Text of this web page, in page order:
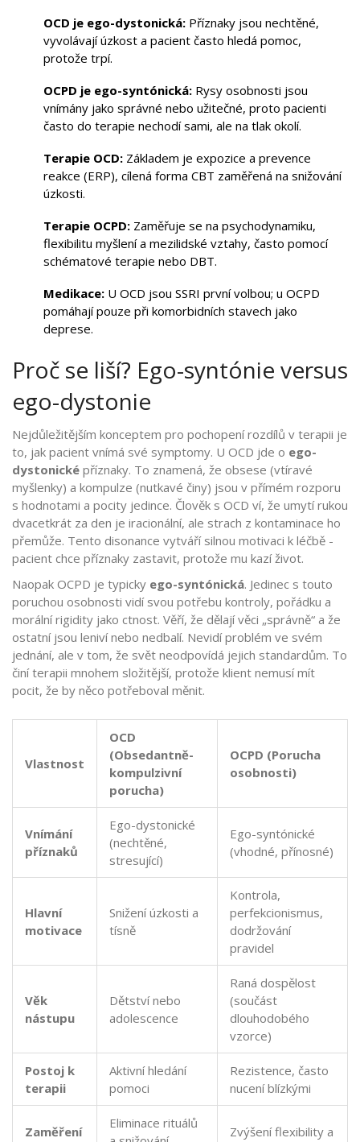
OCD je ego-dystonická: Příznaky jsou nechtěné,
vyvolávají úzkost a pacient často hledá pomoc,
protože trpí.
OCPD je ego-syntónická: Rysy osobnosti jsou
vnímány jako správné nebo užitečné, proto pacienti
často do terapie nechodí sami, ale na tlak okolí.
Terapie OCD: Základem je expozice a prevence
reakce (ERP), cílená forma CBT zaměřená na snižování
úzkosti.
Terapie OCPD: Zaměřuje se na psychodynamiku,
flexibilitu myšlení a mezilidské vztahy, často pomocí
schématové terapie nebo DBT.
Medikace: U OCD jsou SSRI první volbou; u OCPD
pomáhají pouze při komorbidních stavech jako
deprese.
Proč se liší? Ego-syntónie versus
ego-dystonie
Nejdůležitějším konceptem pro pochopení rozdílů v terapii je
to, jak pacient vnímá své symptomy. U OCD jde o ego-
dystonické příznaky. To znamená, že obsese (vtíravé
myšlenky) a kompulze (nutkavé činy) jsou v přímém rozporu
s hodnotami a pocity jedince. Člověk s OCD ví, že umytí rukou
dvacetkrát za den je iracionální, ale strach z kontaminace ho
přemůže. Tento disonance vytváří silnou motivaci k léčbě -
pacient chce příznaky zastavit, protože mu kazí život.
Naopak OCPD je typicky ego-syntónická. Jedinec s touto
poruchou osobnosti vidí svou potřebu kontroly, pořádku a
morální rigidity jako ctnost. Věří, že dělají věci „správně“ a že
ostatní jsou leniví nebo nedbalí. Nevidí problém ve svém
jednání, ale v tom, že svět neodpovídá jejich standardům. To
činí terapii mnohem složitější, protože klient nemusí mít
pocit, že by něco potřeboval měnit.
Vlastnost
OCD
(Obsedantně-
kompulzivní
porucha)
OCPD (Porucha
osobnosti)
Vnímání
příznaků
Ego-dystonické
(nechtěné,
stresující)
Ego-syntónické
(vhodné, přínosné)
Hlavní
motivace
Snižení úzkosti a
tísně
Kontrola,
perfekcionismus,
dodržování
pravidel
Věk
nástupu
Dětství nebo
adolescence
Raná dospělost
(součást
dlouhodobého
vzorce)
Postoj k
terapii
Aktivní hledání
pomoci
Rezistence, často
nucení blízkými
Zaměření
Eliminace rituálů
Zvýšení flexibility a